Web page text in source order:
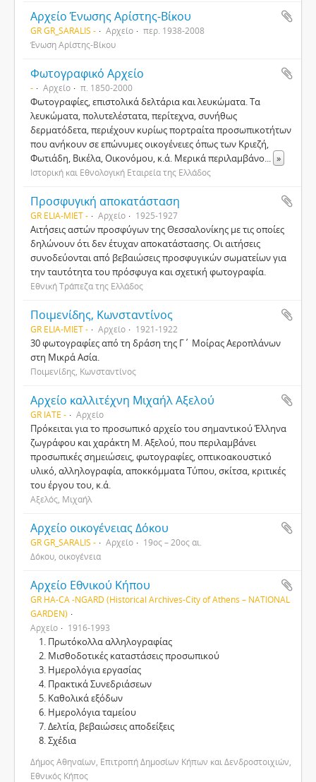
Αρχείο Ένωσης Αρίστης-Βίκου
GR GR_SARALIS - Αρχείο
περ. 1938-2008
Ένωση Αρίστης-Βίκου
Φωτογραφικό Αρχείο
- Αρχείο π. 1850-2000
Φωτογραφίες, επιστολικά δελτάρια και λευκώματα. Τα
λευκώματα, πολυτελέστατα, περίτεχνα, συνήθως
δερματόδετα, περιέχουν κυρίως πορτραίτα προσωπικοτήτων
που ανήκουν σε επώνυμες οικογένειες όπως των Κριεζή,
Φωτιάδη, Βικέλα, Οικονόμου, κ.ά. Μερικά περιλαμβάνο... »
Ιστορική και Εθνολογική Εταιρεία της Ελλάδος
Προσφυγική αποκατάσταση
GR ELIA-MIET - Αρχείο 1925-1927
Αιτήσεις αστών προσφύγων της Θεσσαλονίκης με τις οποίες
δηλώνουν ότι δεν έτυχαν αποκατάστασης. Οι αιτήσεις
συνοδεύονται από βεβαιώσεις προσφυγικών σωματείων για
την ταυτότητα του πρόσφυγα και σχετική φωτογραφία.
Εθνική Τράπεζα της Ελλάδος
Ποιμενίδης, Κωνσταντίνος
GR ELIA-MIET - Αρχείο 1921-1922
30 φωτογραφίες από τη δράση της Γ΄ Μοίρας Αεροπλάνων
στη Μικρά Ασία.
Ποιμενίδης, Κωνσταντίνος
Αρχείο καλλιτέχνη Μιχαήλ Αξελού
GR IATE - Αρχείο
Πρόκειται για το προσωπικό αρχείο του σημαντικού Έλληνα
ζωγράφου και χαράκτη Μ. Αξελού, που περιλαμβάνει
προσωπικές σημειώσεις, φωτογραφίες, οπτικοακουστικό
υλικό, αλληλογραφία, αποκκόμματα Τύπου, σκίτσα, κριτικές
του έργου του, κ.ά.
Αξελός, Μιχαήλ
Αρχείο οικογένειας Δόκου
GR GR_SARALIS - Αρχείο
19ος – 20ος αι.
Δόκου, οικογένεια
Αρχείο Εθνικού Κήπου
GR HA-CA -NGARD (Historical Archives-City of Athens – NATIONAL
GARDEN)
Αρχείο
1916-1993
Πρωτόκολλα αλληλογραφίας
Μισθοδοτικές καταστάσεις προσωπικού
Ημερολόγια εργασίας
Πρακτικά Συνεδριάσεων
Καθολικά εξόδων
Ημερολόγια ταμείου
Δελτία, βεβαιώσεις αποδείξεις
Σχέδια
Δήμος Αθηναίων, Επιτροπή Δημοσίων Κήπων και Δενδροστοιχιών,
Εθνικός Κήπος